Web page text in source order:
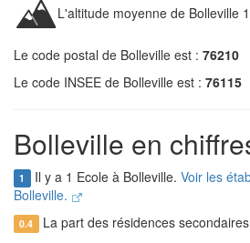
L'altitude moyenne de Bolleville
Le code postal de Bolleville est : 76210
Le code INSEE de Bolleville est : 76115
Bolleville en
1 Il y a 1 Ecole à Bolleville. Voir les
Bolleville.
0.4 La part des résidences